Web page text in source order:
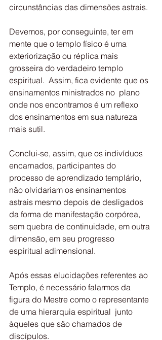
circunstâncias das dimensões astrais.
Devemos, por conseguinte, ter em
mente que o templo físico é uma
exteriorização ou réplica mais
grosseira do verdadeiro templo
espiritual.  Assim, fica evidente que os
ensinamentos ministrados no  plano
onde nos encontramos é um reflexo
dos ensinamentos em sua natureza
mais sutil.
Conclui-se, assim, que os indivíduos
encarnados, participantes do
processo de aprendizado templário,
não olvidariam os ensinamentos
astrais mesmo depois de desligados
da forma de manifestação corpórea,
sem quebra de continuidade, em outra
dimensão, em seu progresso
espiritual adimensional.
Após essas elucidações referentes ao
Templo, é necessário falarmos da
figura do Mestre como o representante
de uma hierarquia espiritual  junto
àqueles que são chamados de
discípulos.